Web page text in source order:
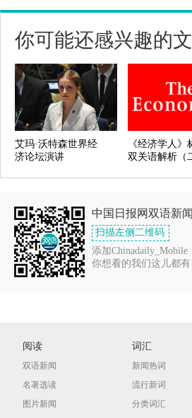
你可能还感兴趣的
艾玛·沃特森世界经
济论坛演讲
《经济学人》
双关语解析（
中国日报网双语新闻
扫描左侧二维码
添加Chinadaily_Mobile
你想看的我们这儿都有
阅读
双语新闻
名著选读
图片新闻
词汇
新闻热词
流行新词
分类词汇